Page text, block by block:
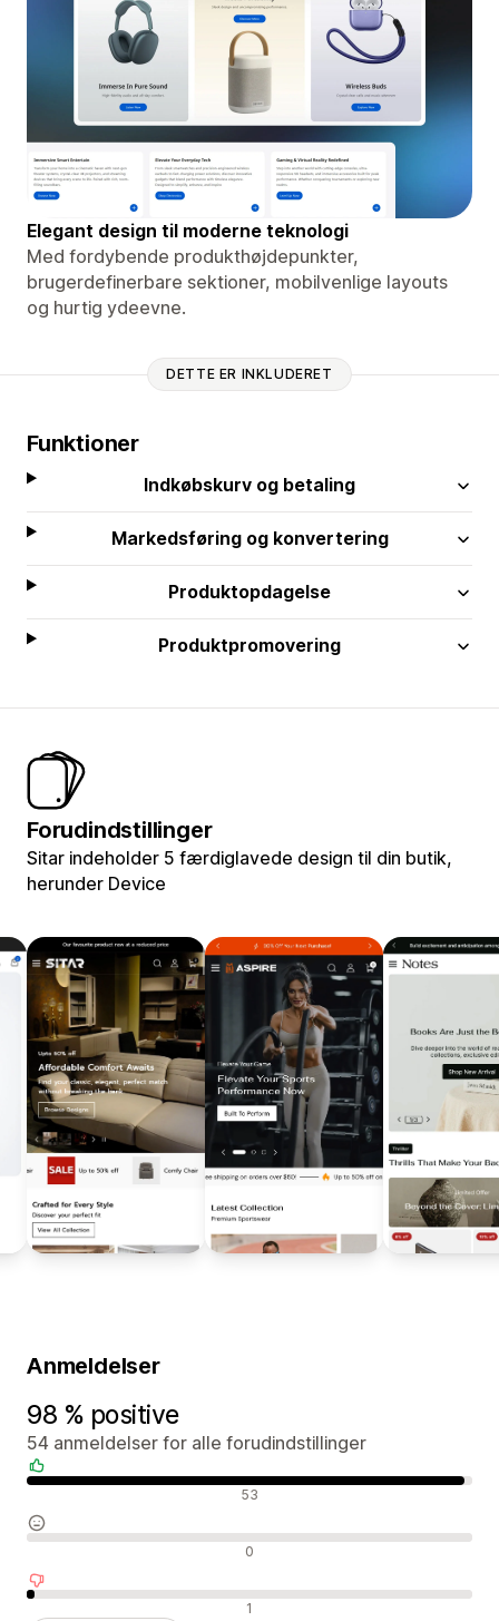
Elegant design til moderne teknologi
Med fordybende produkthøjdepunkter,
brugerdefinerbare sektioner, mobilvenlige layouts
og hurtig ydeevne.
DETTE ER INKLUDERET
Funktioner
Indkøbskurv og betaling
Markedsføring og konvertering
Produktopdagelse
Produktpromovering
Forudindstillinger
Sitar indeholder 5 færdiglavede design til din butik,
herunder Device
Anmeldelser
98 % positive
54 anmeldelser for alle forudindstillinger
53
0
1